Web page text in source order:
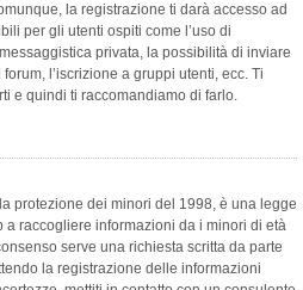
la registrazione ti darà accesso ad
per gli utenti ospiti come l’uso di
privata, la possibilità di inviare
l’iscrizione a gruppi utenti, ecc. Ti
e quindi ti raccomandiamo di farlo.
protezione dei minori del 1998, è una legge
a raccogliere informazioni da i minori di età
serve una richiesta scritta da parte
la registrazione delle informazioni